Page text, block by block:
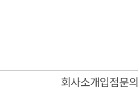
회사소개입점문의